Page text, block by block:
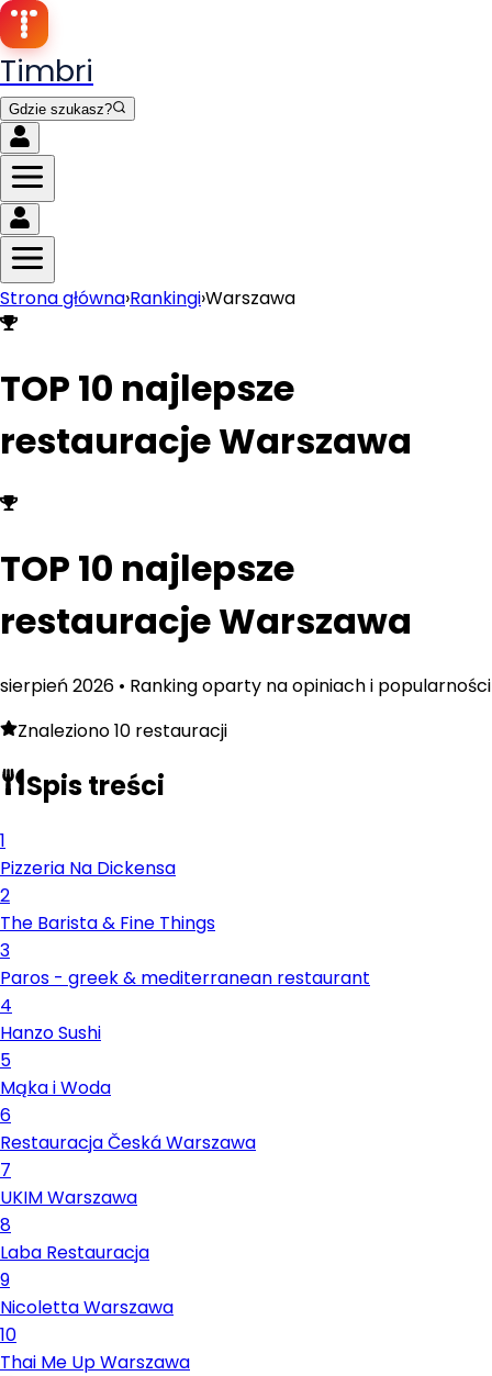
Timbri
Gdzie szukasz?
Strona główna›Rankingi›Warszawa
TOP 10 najlepsze
restauracjeWarszawa
TOP 10 najlepsze
restauracjeWarszawa
sierpień2026 • Ranking oparty na opiniach i popularności
Znaleziono10 restauracji
Spis treści
1
Pizzeria Na Dickensa
2
The Barista & Fine Things
3
Paros - greek & mediterranean restaurant
4
Hanzo Sushi
5
Mąka i Woda
6
Restauracja Česká Warszawa
7
UKIM Warszawa
8
Laba Restauracja
9
Nicoletta Warszawa
10
Thai Me Up Warszawa